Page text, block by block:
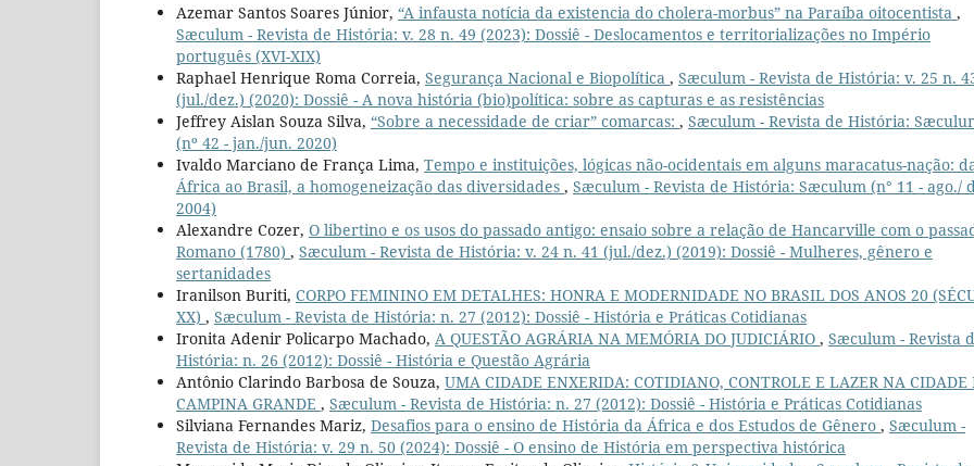
Azemar Santos Soares Júnior, “A infausta notícia da existencia do cholera-morbus” na Paraíba oitocentista ,
Sæculum - Revista de História: v. 28 n. 49 (2023): Dossiê - Deslocamentos e territorializações no Império
português (XVI-XIX)
Raphael Henrique Roma Correia, Segurança Nacional e Biopolítica , Sæculum - Revista de História: v. 25 n.
(jul./dez.) (2020): Dossiê - A nova história (bio)política: sobre as capturas e as resistências
Jeffrey Aislan Souza Silva, “Sobre a necessidade de criar” comarcas: , Sæculum - Revista de História:
(nº 42 - jan./jun. 2020)
Ivaldo Marciano de França Lima, Tempo e instituições, lógicas não-ocidentais em alguns maracatus-nação:
África ao Brasil, a homogeneização das diversidades , Sæculum - Revista de História: Sæculum (n° 11 - ago./
2004)
Alexandre Cozer, O libertino e os usos do passado antigo: ensaio sobre a relação de Hancarville com o
Romano (1780) , Sæculum - Revista de História: v. 24 n. 41 (jul./dez.) (2019): Dossiê - Mulheres, gênero e
sertanidades
Iranilson Buriti, CORPO FEMININO EM DETALHES: HONRA E MODERNIDADE NO BRASIL DOS ANOS 20
XX) , Sæculum - Revista de História: n. 27 (2012): Dossiê - História e Práticas Cotidianas
Ironita Adenir Policarpo Machado, A QUESTÃO AGRÁRIA NA MEMÓRIA DO JUDICIÁRIO , Sæculum - Revista
História: n. 26 (2012): Dossiê - História e Questão Agrária
Antônio Clarindo Barbosa de Souza, UMA CIDADE ENXERIDA: COTIDIANO, CONTROLE E LAZER NA CIDADE
CAMPINA GRANDE , Sæculum - Revista de História: n. 27 (2012): Dossiê - História e Práticas Cotidianas
Silviana Fernandes Mariz, Desafios para o ensino de História da África e dos Estudos de Gênero , Sæculum -
Revista de História: v. 29 n. 50 (2024): Dossiê - O ensino de História em perspectiva histórica